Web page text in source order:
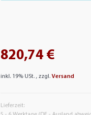
820,74 €
inkl. 19% USt. , zzgl.Versand
Lieferzeit: